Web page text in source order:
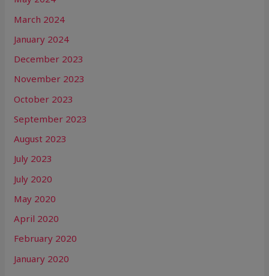
March 2024
January 2024
December 2023
November 2023
October 2023
September 2023
August 2023
July 2023
July 2020
May 2020
April 2020
February 2020
January 2020